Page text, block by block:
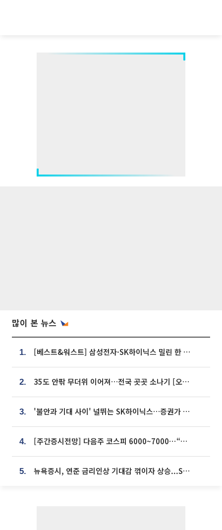
많이 본 뉴스
1. [베스트&워스트] 삼성전자·SK하이닉스 밀린 한 주…상상인증권은 85% 급등
2. 35도 안팎 무더위 이어져…전국 곳곳 소나기 [오늘 날씨]
3. '불안과 기대 사이' 널뛰는 SK하이닉스…증권가 "HBM4·LTA 기반 펀터멘털 견고"
4. [주간증시전망] 다음주 코스피 6000~7000⋯“外人 수급은 정책이 변수”
5. 뉴욕증시, 연준 금리인상 기대감 꺾이자 상승...S&P500 사상 최고치 [종합]